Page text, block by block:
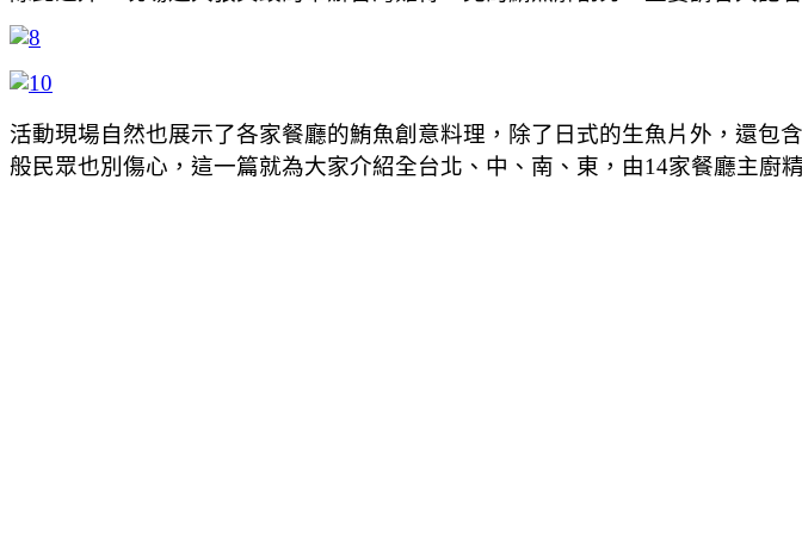
活動現場自然也展示了各家餐廳的鮪魚創意料理，除了日式的生魚片外，還
般民眾也別傷心，這一篇就為大家介紹全台北、中、南、東，由14家餐廳主廚